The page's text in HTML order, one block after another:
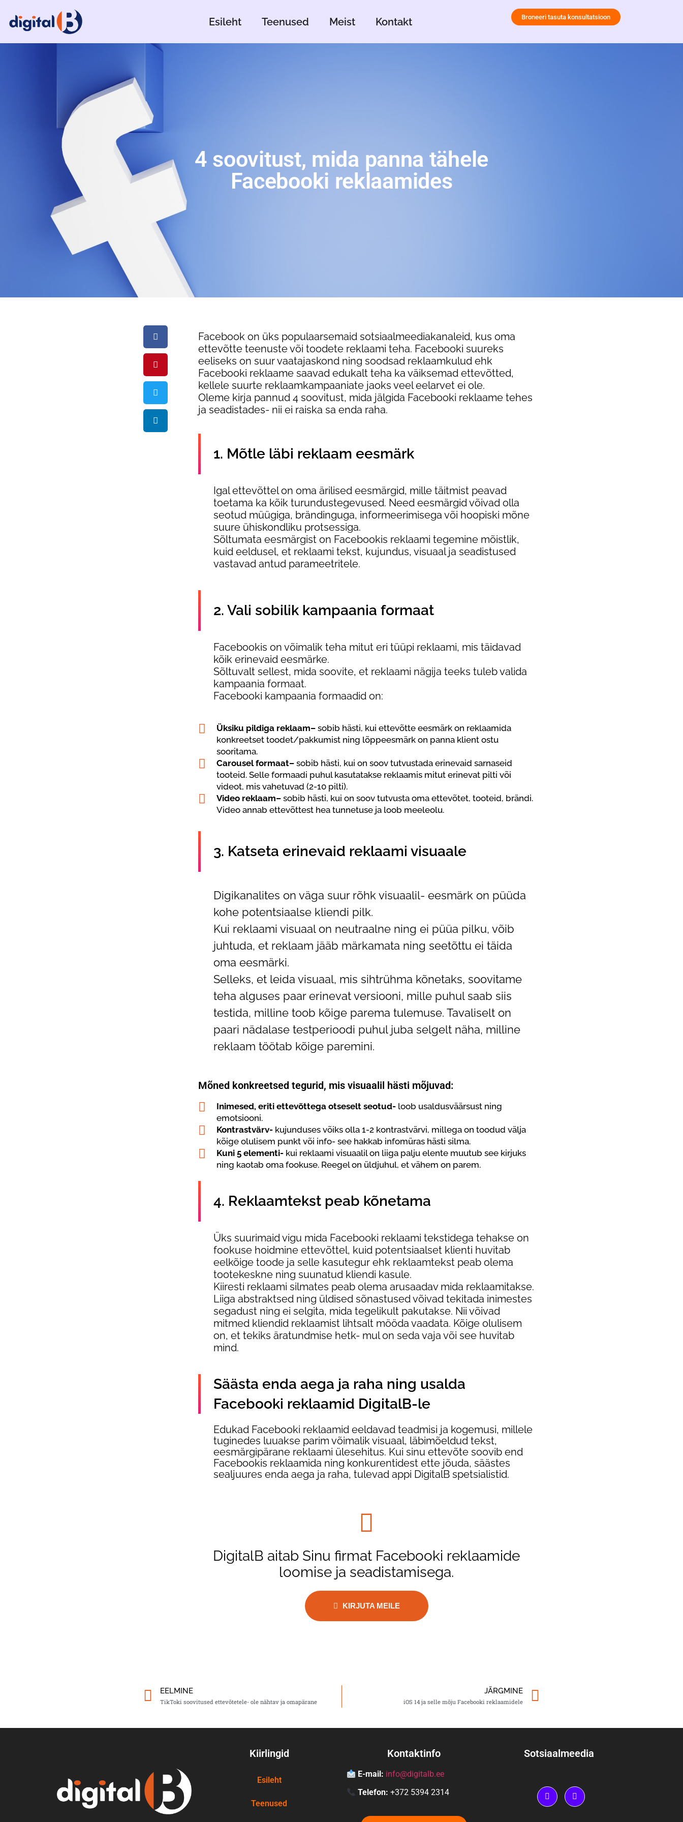
Esileht Teenused Meist Kontakt Broneeri tasuta konsultatsioon
4 soovitust, mida panna tähele
Facebooki reklaamides
Facebook on üks populaarsemaid sotsiaalmeediakanaleid, kus oma
ettevõtte teenuste või toodete reklaami teha. Facebooki suureks
eeliseks on suur vaatajaskond ning soodsad reklaamkulud ehk
Facebooki reklaame saavad edukalt teha ka väiksemad ettevõtted,
kellele suurte reklaamkampaaniate jaoks veel eelarvet ei ole.
Oleme kirja pannud 4 soovitust, mida jälgida Facebooki reklaame tehes
ja seadistades- nii ei raiska sa enda raha.
1. Mõtle läbi reklaam eesmärk
Igal ettevõttel on oma ärilised eesmärgid, mille täitmist peavad
toetama ka kõik turundustegevused. Need eesmärgid võivad olla
seotud müügiga, brändinguga, informeerimisega või hoopiski mõne
suure ühiskondliku protsessiga.
Sõltumata eesmärgist on Facebookis reklaami tegemine mõistlik,
kuid eeldusel, et reklaami tekst, kujundus, visuaal ja seadistused
vastavad antud parameetritele.
2. Vali sobilik kampaania formaat
Facebookis on võimalik teha mitut eri tüüpi reklaami, mis täidavad
kõik erinevaid eesmärke.
Sõltuvalt sellest, mida soovite, et reklaami nägija teeks tuleb valida
kampaania formaat.
Facebooki kampaania formaadid on:
Üksiku pildiga reklaam– sobib hästi, kui ettevõtte eesmärk on reklaamida
konkreetset toodet/pakkumist ning lõppeesmärk on panna klient ostu
sooritama.
Carousel formaat– sobib hästi, kui on soov tutvustada erinevaid sarnaseid
tooteid. Selle formaadi puhul kasutatakse reklaamis mitut erinevat pilti või
videot, mis vahetuvad (2-10 pilti).
Video reklaam– sobib hästi, kui on soov tutvusta oma ettevõtet, tooteid, brändi.
Video annab ettevõttest hea tunnetuse ja loob meeleolu.
3. Katseta erinevaid reklaami visuaale
Digikanalites on väga suur rõhk visuaalil- eesmärk on püüda
kohe potentsiaalse kliendi pilk.
Kui reklaami visuaal on neutraalne ning ei püüa pilku, võib
juhtuda, et reklaam jääb märkamata ning seetõttu ei täida
oma eesmärki.
Selleks, et leida visuaal, mis sihtrühma kõnetaks, soovitame
teha alguses paar erinevat versiooni, mille puhul saab siis
testida, milline toob kõige parema tulemuse. Tavaliselt on
paari nädalase testperioodi puhul juba selgelt näha, milline
reklaam töötab kõige paremini.
Mõned konkreetsed tegurid, mis visuaalil hästi mõjuvad:
Inimesed, eriti ettevõttega otseselt seotud- loob usaldusväärsust ning
emotsiooni.
Kontrastvärv- kujunduses võiks olla 1-2 kontrastvärvi, millega on toodud välja
kõige olulisem punkt või info- see hakkab infomüras hästi silma.
Kuni 5 elementi- kui reklaami visuaalil on liiga palju elente muutub see kirjuks
ning kaotab oma fookuse. Reegel on üldjuhul, et vähem on parem.
4. Reklaamtekst peab kõnetama
Üks suurimaid vigu mida Facebooki reklaami tekstidega tehakse on
fookuse hoidmine ettevõttel, kuid potentsiaalset klienti huvitab
eelkõige toode ja selle kasutegur ehk reklaamtekst peab olema
tootekeskne ning suunatud kliendi kasule.
Kiiresti reklaami silmates peab olema arusaadav mida reklaamitakse.
Liiga abstraktsed ning üldised sõnastused võivad tekitada inimestes
segadust ning ei selgita, mida tegelikult pakutakse. Nii võivad
mitmed kliendid reklaamist lihtsalt mööda vaadata. Kõige olulisem
on, et tekiks äratundmise hetk- mul on seda vaja või see huvitab
mind.
Säästa enda aega ja raha ning usalda
Facebooki reklaamid DigitalB-le
Edukad Facebooki reklaamid eeldavad teadmisi ja kogemusi, millele
tuginedes luuakse parim võimalik visuaal, läbimõeldud tekst,
eesmärgipärane reklaami ülesehitus. Kui sinu ettevõte soovib end
Facebookis reklaamida ning konkurentidest ette jõuda, säästes
sealjuures enda aega ja raha, tulevad appi DigitalB spetsialistid.
DigitalB aitab Sinu firmat Facebooki reklaamide
loomise ja seadistamisega.
KIRJUTA MEILE
EELMINE
TikToki soovitused ettevõtetele- ole nähtav ja omapärane
JÄRGMINE
iOS 14 ja selle mõju Facebooki reklaamidele
Kiirlingid
Esileht
Teenused
Kontaktinfo
E-mail: info@digitalb.ee
Telefon: +372 5394 2314
Sotsiaalmeedia